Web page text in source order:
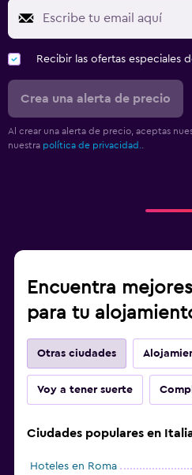
Recibir las ofertas especiales
Crea una alerta de precio
Al crear una alerta de precio, aceptas
nuestra política de privacidad.
Encuentra
para tu
Otras ciudades
Voy a tener suerte
Ciudades populares en
Hoteles en Roma